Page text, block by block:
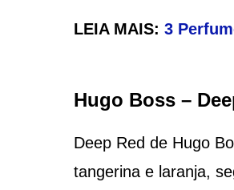
LEIA MAIS: 3
Hugo Boss –
Deep Red de Hugo
tangerina e laranja,